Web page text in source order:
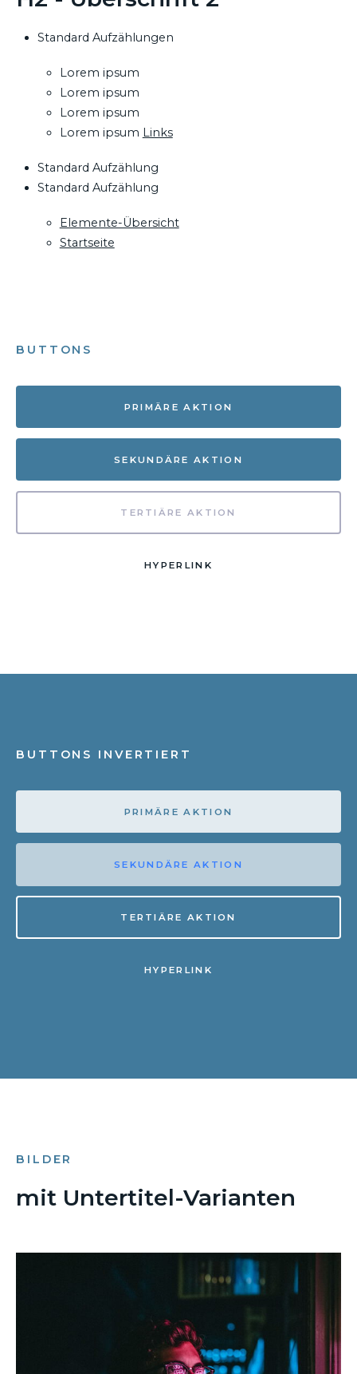
Standard Aufzählungen
Lorem ipsum
Lorem ipsum
Lorem ipsum
Lorem ipsum Links
Standard Aufzählung
Standard Aufzählung
Elemente-Übersicht
Startseite
BUTTONS
PRIMÄRE AKTION
SEKUNDÄRE AKTION
TERTIÄRE AKTION
HYPERLINK
BUTTONS INVERTIERT
PRIMÄRE AKTION
SEKUNDÄRE AKTION
TERTIÄRE AKTION
HYPERLINK
BILDER
mit Untertitel-Varianten